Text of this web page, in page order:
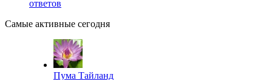
ответов
Самые активные сегодня
Пума Тайланд